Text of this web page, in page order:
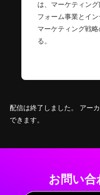
は、マーケティン
フォーム事業とイ
マーケティング戦
る。
配信は終了しました。 アー
できます。
お問い